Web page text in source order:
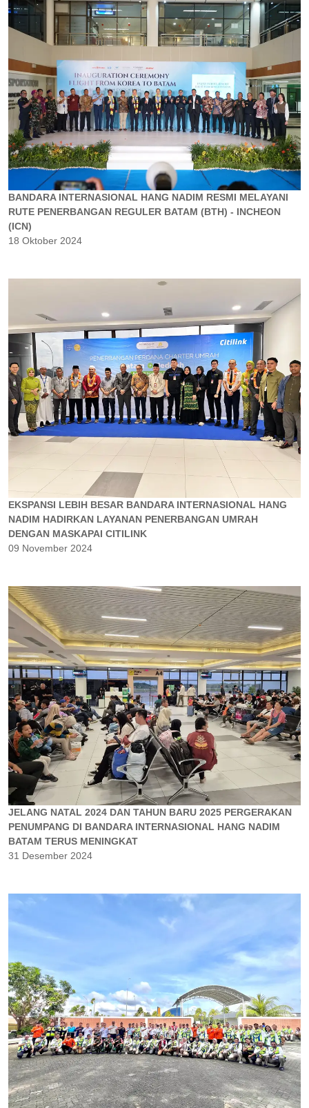
BANDARA INTERNASIONAL HANG NADIM RESMI MELAYANI
RUTE PENERBANGAN REGULER BATAM (BTH) - INCHEON
(ICN)
18 Oktober 2024
EKSPANSI LEBIH BESAR BANDARA INTERNASIONAL HANG
NADIM HADIRKAN LAYANAN PENERBANGAN UMRAH
DENGAN MASKAPAI CITILINK
09 November 2024
JELANG NATAL 2024 DAN TAHUN BARU 2025 PERGERAKAN
PENUMPANG DI BANDARA INTERNASIONAL HANG NADIM
BATAM TERUS MENINGKAT
31 Desember 2024